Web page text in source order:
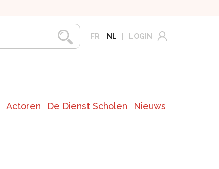
FR NL LOGIN
Actoren De Dienst Scholen Nieuws